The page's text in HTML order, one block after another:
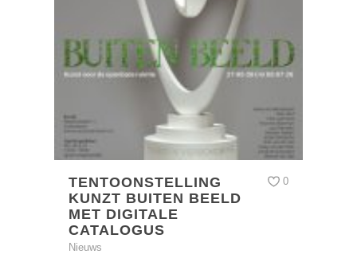
TENTOONSTELLING
KUNZT BUITEN BEELD
MET DIGITALE
CATALOGUS
Nieuws
0